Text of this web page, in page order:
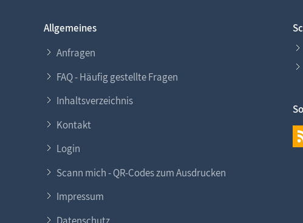
Allgemeines
Anfragen
FAQ - Häufig gestellte Fragen
Inhaltsverzeichnis
Kontakt
Login
Scann mich - QR-Codes zum Ausdrucken
Impressum